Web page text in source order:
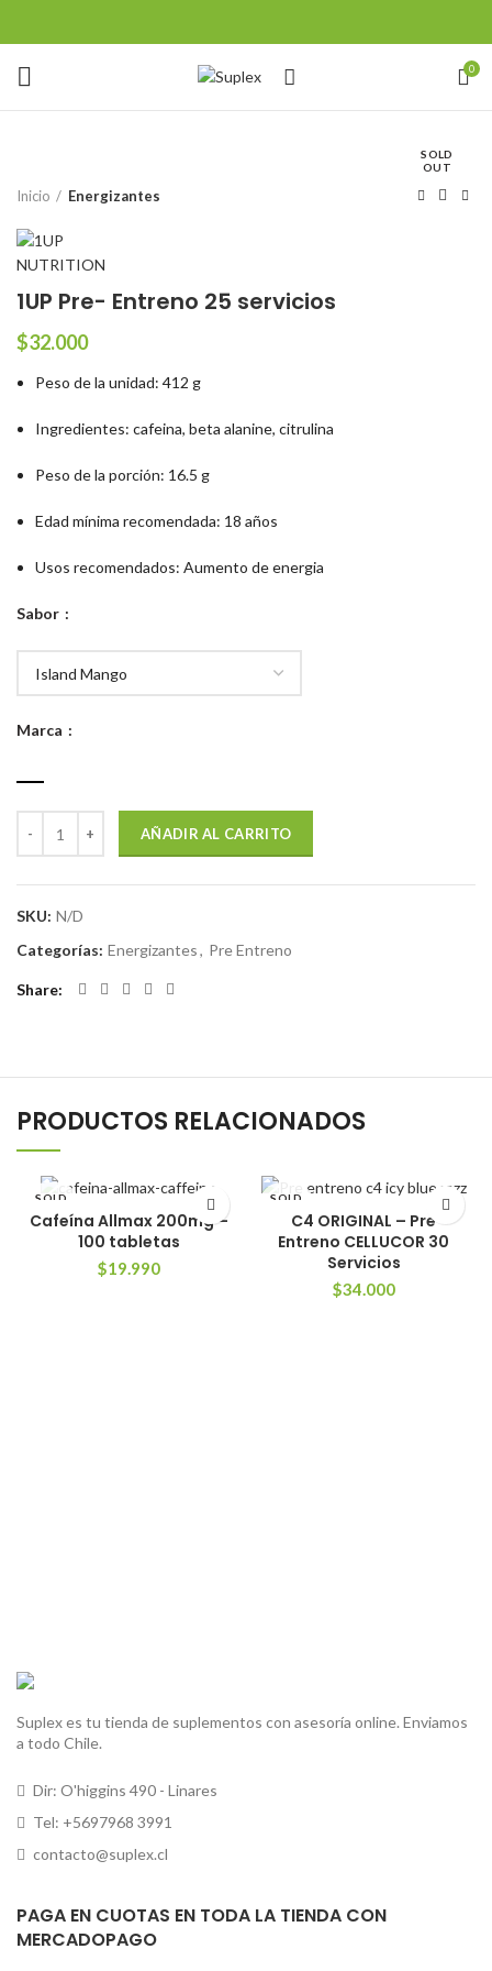
0
SOLD
OUT
Inicio Energizantes
1UP Pre- Entreno 25 servicios
$32.000
Peso de la unidad: 412 g
Ingredientes: cafeina, beta alanine, citrulina
Peso de la porción: 16.5 g
Edad mínima recomendada: 18 años
Usos recomendados: Aumento de energia
Sabor
Marca
AÑADIR AL CARRITO
SKU: N/D
Categorías: Energizantes, Pre Entreno
Share
PRODUCTOS RELACIONADOS
SOLD
OUT
Cafeína Allmax 200mg –
100 tabletas
$19.990
SOLD
C4 ORIGINAL – Pre
Entreno CELLUCOR 30
Servicios
$34.000
Suplex es tu tienda de suplementos con asesoría online. Enviamos
a todo Chile.
Dir: O'higgins 490 - Linares
Tel: +5697968 3991
contacto@suplex.cl
PAGA EN CUOTAS EN TODA LA TIENDA CON
MERCADOPAGO